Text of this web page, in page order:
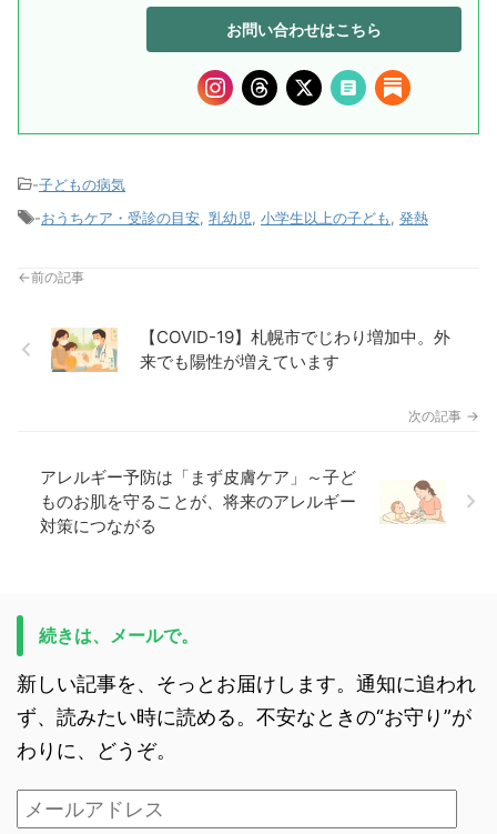
お問い合わせはこちら
-子どもの病気
-おうちケア・受診の目安 乳幼児 小学生以上の子ども 発熱
【COVID-19】札幌市でじわり増加中。外
来でも陽性が増えています
アレルギー予防は「まず皮膚ケア」～子ど
ものお肌を守ることが、将来のアレルギー
対策につながる
続きは、メールで。
新しい記事を、そっとお届けします。通知に追われ
ず、読みたい時に読める。不安なときの“お守り”が
わりに、どうぞ。